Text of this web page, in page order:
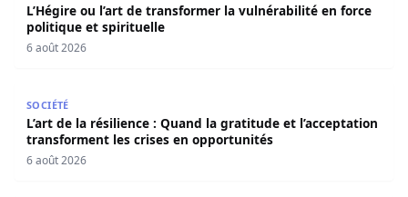
L’Hégire ou l’art de transformer la vulnérabilité en force
politique et spirituelle
6 août 2026
SOCIÉTÉ
L’art de la résilience : Quand la gratitude et l’acceptation
transforment les crises en opportunités
6 août 2026